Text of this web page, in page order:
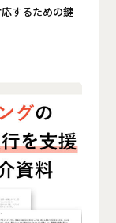
するための鍵